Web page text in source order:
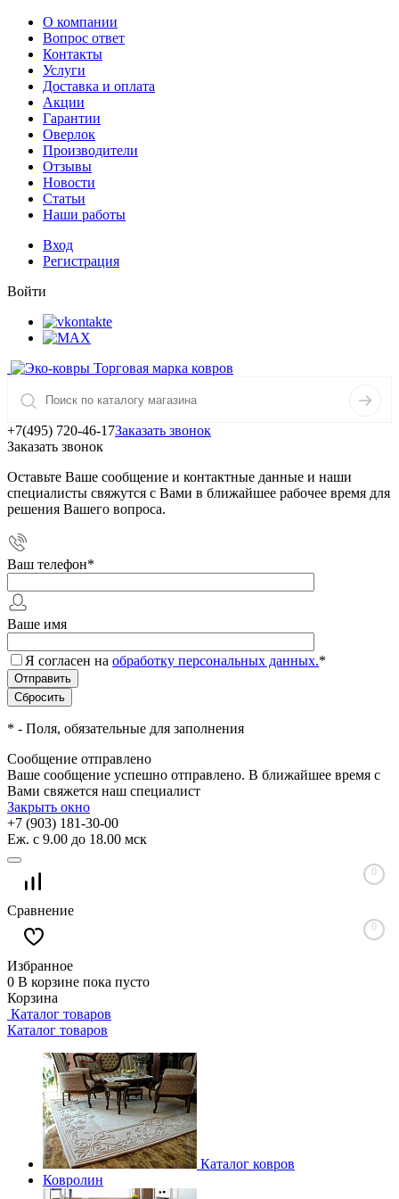
О компании
Вопрос ответ
Контакты
Услуги
Доставка и оплата
Акции
Гарантии
Оверлок
Производители
Отзывы
Новости
Статьи
Наши работы
Вход
Регистрация
Войти
Торговая марка ковров
+7(495) 720-46-17Заказать звонок
Заказать звонок
Оставьте Ваше сообщение и контактные данные и наши
специалисты свяжутся с Вами в ближайшее рабочее время для
решения Вашего вопроса.
Ваш телефон*
Ваше имя
Я согласен на обработку персональных данных.*
* - Поля, обязательные для заполнения
Сообщение отправлено
Ваше сообщение успешно отправлено. В ближайшее время с
Вами свяжется наш специалист
Закрыть окно
+7 (903) 181-30-00
Еж. с 9.00 до 18.00 мск
0
Сравнение
0
Избранное
0 В корзине пока пусто
Корзина
Каталог товаров
Каталог товаров
Каталог ковров
Ковролин